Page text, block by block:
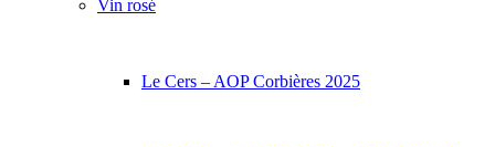
Vin rosé
Le Cers – AOP Corbières 2025